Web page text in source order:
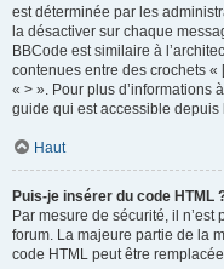
est déterminée par les
la désactiver sur chaque
BBCode est similaire à
contenues entre des crochets «
« > ». Pour plus d’informations
guide qui est accessible
Haut
Puis-je insérer du code HTML
Par mesure de sécurité, il n’est
forum. La majeure partie de la
code HTML peut être